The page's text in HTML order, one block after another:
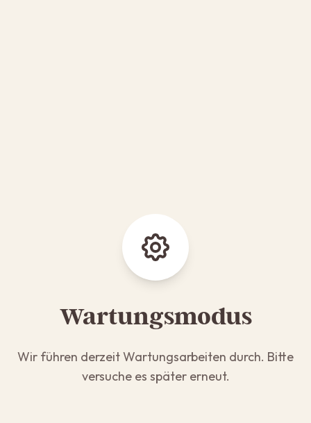
Wartungsmodus
Wir führen derzeit Wartungsarbeiten durch. Bitte
versuche es später erneut.